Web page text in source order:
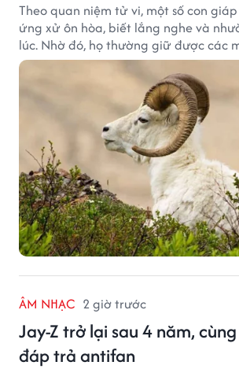
Theo quan niệm tử vi, một số con
ứng xử ôn hòa, biết lắng nghe và
lúc. Nhờ đó, họ thường giữ được các
hòa và nhận được sự yêu mến từ
ÂM NHẠC 2 giờ trước
Jay-Z trở lại sau 4 năm,
đáp trả antifan